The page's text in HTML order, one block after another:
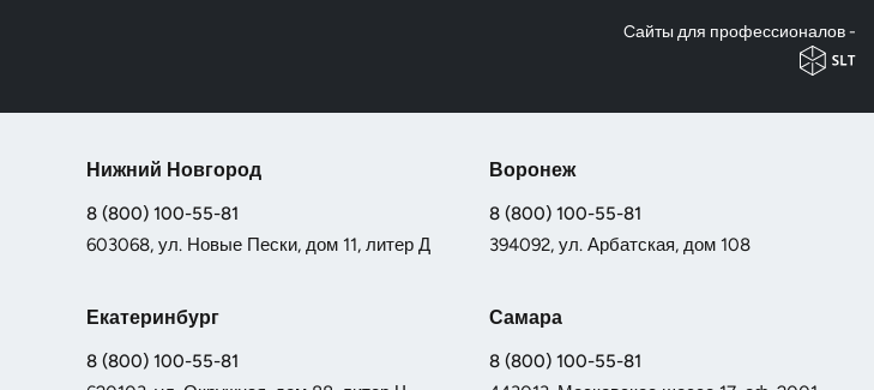
Cайты для профессионалов -
Нижний Новгород
8 (800) 100-55-81
603068, ул. Новые Пески, дом 11, литер Д
Воронеж
8 (800) 100-55-81
394092, ул. Арбатская, дом 108
Екатеринбург
8 (800) 100-55-81
Самара
8 (800) 100-55-81